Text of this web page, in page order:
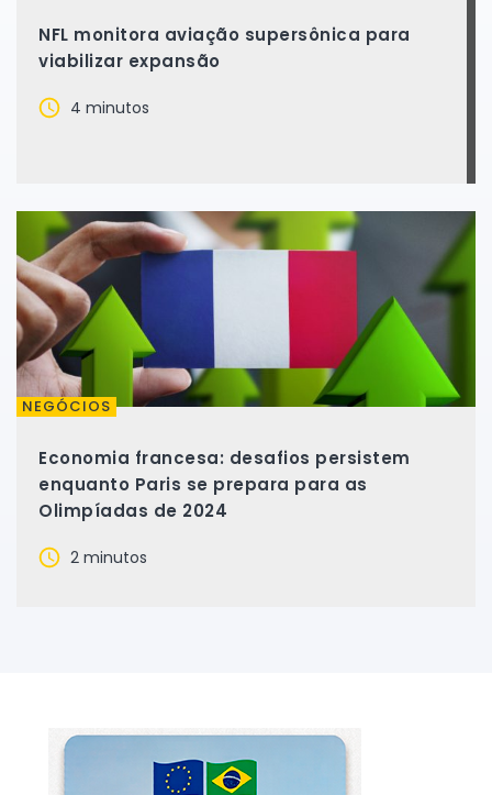
NFL monitora aviação supersônica para
viabilizar expansão
4 minutos
NEGÓCIOS
Economia francesa: desafios persistem
enquanto Paris se prepara para as
Olimpíadas de 2024
2 minutos